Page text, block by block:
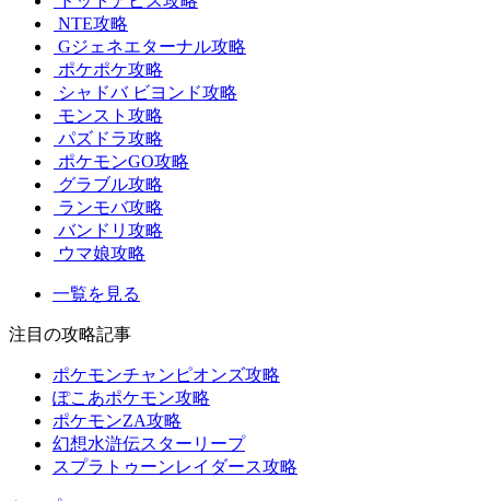
NTE攻略
Gジェネエターナル攻略
ポケポケ攻略
シャドバ ビヨンド攻略
モンスト攻略
パズドラ攻略
ポケモンGO攻略
グラブル攻略
ランモバ攻略
バンドリ攻略
ウマ娘攻略
一覧を見る
注目の攻略記事
ポケモンチャンピオンズ攻略
ぽこあポケモン攻略
ポケモンZA攻略
幻想水滸伝スターリープ
スプラトゥーンレイダース攻略